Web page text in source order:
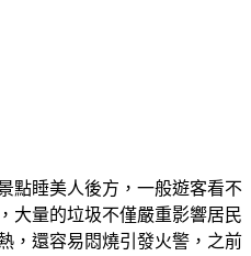
點睡美人後方，一般遊客看不
大量的垃圾不僅嚴重影響居民
，還容易悶燒引發火警，之前